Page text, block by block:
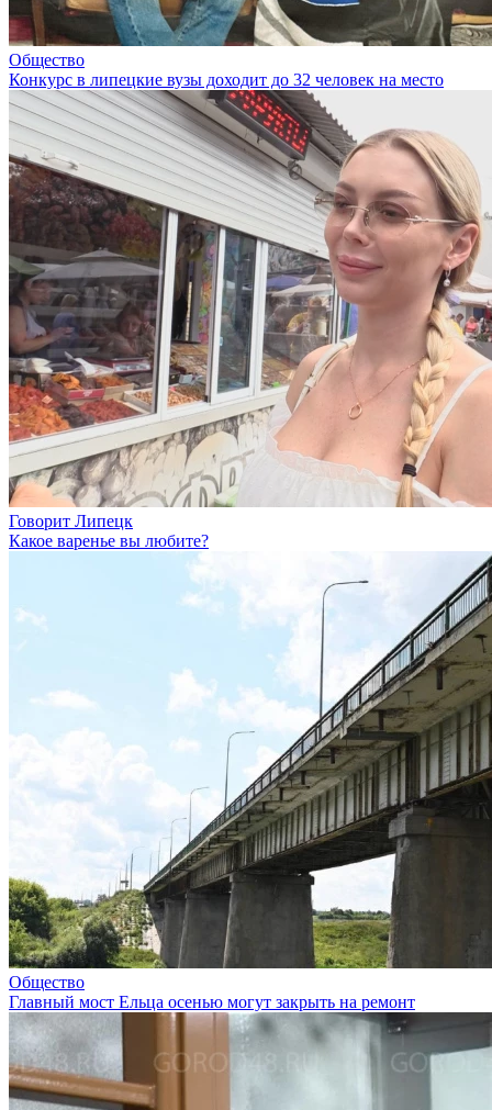
Общество
Конкурс в липецкие вузы доходит до 32 человек на место
Говорит Липецк
Какое варенье вы любите?
Общество
Главный мост Ельца осенью могут закрыть на ремонт